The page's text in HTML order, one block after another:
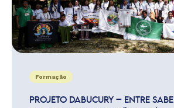
Formação
PROJETO DABUCURY – ENTRE